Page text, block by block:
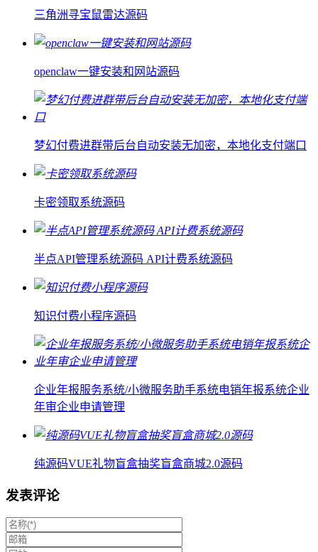
三角洲寻宝鼠雷达源码
openclaw一键安装和网站源码
梦幻付费进群带后台自动安装无加密，本地化支付端口
卡密领取系统源码
半点API管理系统源码 API计费系统源码
知识付费小程序源码
企业年报服务系统/小微服务助手系统电销年报系统企业
年审企业申请管理
纯源码VUE礼物盲盒抽奖盲盒商城2.0源码
发表评论